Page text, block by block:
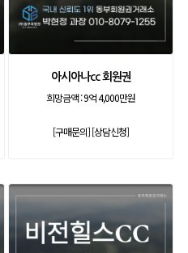
아시아나cc 회원권
희망금액 :9억 4,000만원
[구매문의][상담신청]